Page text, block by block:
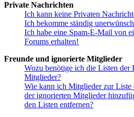
Private Nachrichten
Ich kann keine Privaten
Ich bekomme ständig
Ich habe eine Spam-E-Mail von
Forums erhalten!
Freunde und ignorierte Mitglieder
Wozu benötige ich die Listen der
Mitglieder?
Wie kann ich Mitglieder zur Liste
der ignorierten Mitglieder
den Listen entfernen?